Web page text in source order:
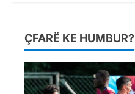
ÇFARË KE HUMBUR?